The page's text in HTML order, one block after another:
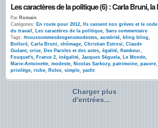
Par Romain
Catégories: En route pour 2012,
Ils cassent nos grèves et le code
du travail , Les caractères de la politique, Sans commentaire
Tags: #noussommesdesgensmodestes, austérité, bling bling,
Bolloré, Carla Bruni, chômage, Christian Estrosi, Claude
Guéant, crise, Des Paroles et des actes, égalité, flambeur,
Fouquet's, France 2, inégalité, Jacques Séguela, Le Monde,
Marie-Antoinette, modeste, Nicolas Sarkozy, patrimoine, pauvre,
privilège, riche, Rolex, simple, yacht
Charger plus
d'entrées...